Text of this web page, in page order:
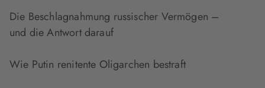
Die Beschlagnahmung russischer Vermögen –
und die Antwort darauf
Wie Putin renitente Oligarchen bestraft